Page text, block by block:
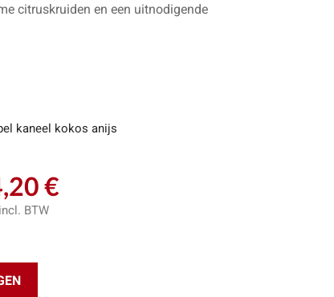
citruskruiden en een uitnodigende
kaneel kokos anijs
€
incl. BTW